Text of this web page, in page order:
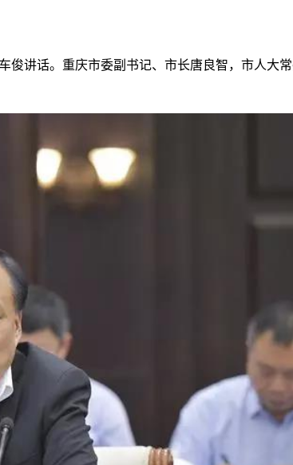
讲话。重庆市委副书记、市长唐良智，市人大常